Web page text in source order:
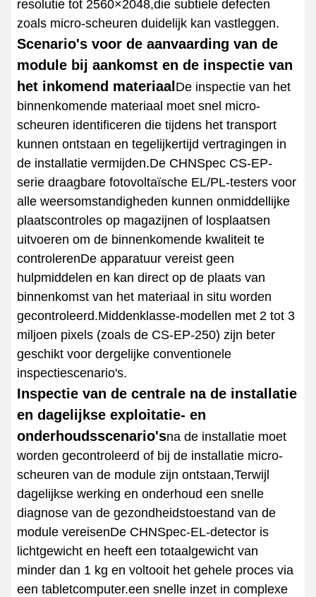
resolutie tot 2560×2048,die subtiele defecten
zoals micro-scheuren duidelijk kan vastleggen.
Scenario's voor de aanvaarding van de
module bij aankomst en de inspectie van
het inkomend materiaal De inspectie van het
binnenkomende materiaal moet snel micro-
scheuren identificeren die tijdens het transport
kunnen ontstaan en tegelijkertijd vertragingen in
de installatie vermijden.De CHNSpec CS-EP-
serie draagbare fotovoltaïsche EL/PL-testers voor
alle weersomstandigheden kunnen onmiddellijke
plaatscontroles op magazijnen of losplaatsen
uitvoeren om de binnenkomende kwaliteit te
controlerenDe apparatuur vereist geen
hulpmiddelen en kan direct op de plaats van
binnenkomst van het materiaal in situ worden
gecontroleerd.Middenklasse-modellen met 2 tot 3
miljoen pixels (zoals de CS-EP-250) zijn beter
geschikt voor dergelijke conventionele
inspectiescenario's.
Inspectie van de centrale na de installatie
en dagelijkse exploitatie- en
onderhoudsscenario'sna de installatie moet
worden gecontroleerd of bij de installatie micro-
scheuren van de module zijn ontstaan,Terwijl
dagelijkse werking en onderhoud een snelle
diagnose van de gezondheidstoestand van de
module vereisenDe CHNSpec-EL-detector is
lichtgewicht en heeft een totaalgewicht van
minder dan 1 kg en voltooit het gehele proces via
een tabletcomputer.een snelle inzet in complexe